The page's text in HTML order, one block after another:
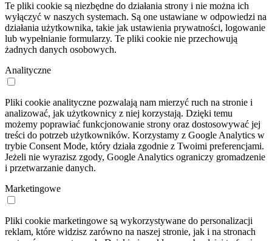
Te pliki cookie są niezbędne do działania strony i nie można ich
wyłączyć w naszych systemach. Są one ustawiane w odpowiedzi na
działania użytkownika, takie jak ustawienia prywatności, logowanie
lub wypełnianie formularzy. Te pliki cookie nie przechowują
żadnych danych osobowych.
Analityczne
Pliki cookie analityczne pozwalają nam mierzyć ruch na stronie i
analizować, jak użytkownicy z niej korzystają. Dzięki temu
możemy poprawiać funkcjonowanie strony oraz dostosowywać jej
treści do potrzeb użytkowników. Korzystamy z Google Analytics w
trybie Consent Mode, który działa zgodnie z Twoimi preferencjami.
Jeżeli nie wyrazisz zgody, Google Analytics ograniczy gromadzenie
i przetwarzanie danych.
Marketingowe
Pliki cookie marketingowe są wykorzystywane do personalizacji
reklam, które widzisz zarówno na naszej stronie, jak i na stronach